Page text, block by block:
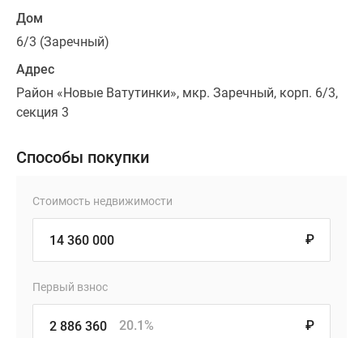
Дом
6/3 (Заречный)
Адрес
Район «Новые Ватутинки», мкр. Заречный, корп. 6/3,
секция 3
Способы покупки
Стоимость недвижимости
₽
Первый взнос
₽
20.1%